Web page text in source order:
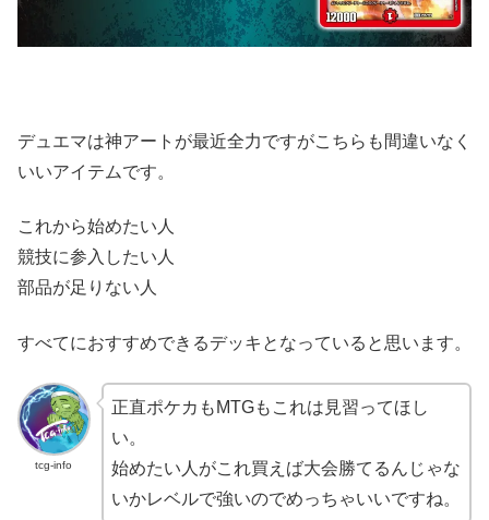
デュエマは神アートが最近全力ですがこちらも間違いなく
いいアイテムです。
これから始めたい人
競技に参入したい人
部品が足りない人
すべてにおすすめできるデッキとなっていると思います。
tcg-info
正直ポケカもMTGもこれは見習ってほし
い。
始めたい人がこれ買えば大会勝てるんじゃな
いかレベルで強いのでめっちゃいいですね。